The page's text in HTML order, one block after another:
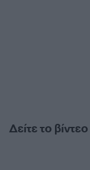
Δείτε το